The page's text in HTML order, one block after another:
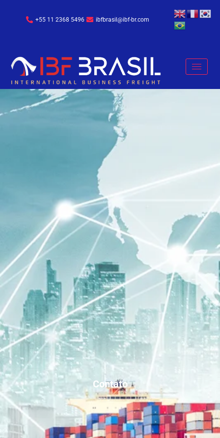
+55 11 2368 5496 ibfbrasil@ibf-br.com
Contato